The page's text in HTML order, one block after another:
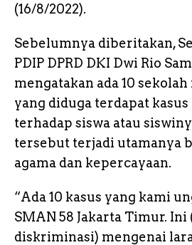
(16/8/2022).
Sebelumnya diberitakan,
PDIP DPRD DKI Dwi Rio
mengatakan ada 10
yang diduga terdapat
terhadap siswa atau
tersebut terjadi utamanya
agama dan kepercayaan.
“Ada 10 kasus yang kami
SMAN 58 Jakarta Timur. Ini
diskriminasi) mengenai